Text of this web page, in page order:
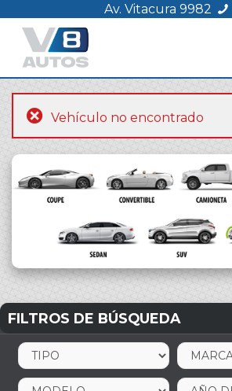
Av. Vitacura 9982
Vehículo no encontrado
FILTROS DE BÚSQUEDA